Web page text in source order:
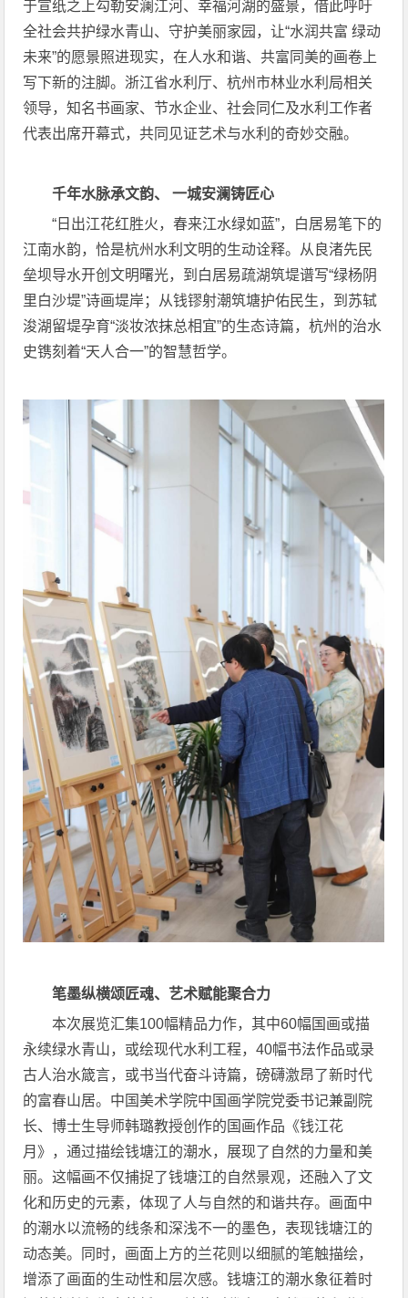
于宣纸之上勾勒安澜江河、幸福河湖的盛景，借此呼吁
全社会共护绿水青山、守护美丽家园，让“水润共富 绿动
未来”的愿景照进现实，在人水和谐、共富同美的画卷上
写下新的注脚。浙江省水利厅、杭州市林业水利局相关
领导，知名书画家、节水企业、社会同仁及水利工作者
代表出席开幕式，共同见证艺术与水利的奇妙交融。
千年水脉承文韵、 一城安澜铸匠心
“日出江花红胜火，春来江水绿如蓝”，白居易笔下的
江南水韵，恰是杭州水利文明的生动诠释。从良渚先民
垒坝导水开创文明曙光，到白居易疏湖筑堤谱写“绿杨阴
里白沙堤”诗画堤岸；从钱镠射潮筑塘护佑民生，到苏轼
浚湖留堤孕育“淡妆浓抹总相宜”的生态诗篇，杭州的治水
史镌刻着“天人合一”的智慧哲学。
笔墨纵横颂匠魂、艺术赋能聚合力
本次展览汇集100幅精品力作，其中60幅国画或描
永续绿水青山，或绘现代水利工程，40幅书法作品或录
古人治水箴言，或书当代奋斗诗篇，磅礴激昂了新时代
的富春山居。中国美术学院中国画学院党委书记兼副院
长、博士生导师韩璐教授创作的国画作品《钱江花
月》，通过描绘钱塘江的潮水，展现了自然的力量和美
丽。这幅画不仅捕捉了钱塘江的自然景观，还融入了文
化和历史的元素，体现了人与自然的和谐共存。画面中
的潮水以流畅的线条和深浅不一的墨色，表现钱塘江的
动态美。同时，画面上方的兰花则以细腻的笔触描绘，
增添了画面的生动性和层次感。钱塘江的潮水象征着时